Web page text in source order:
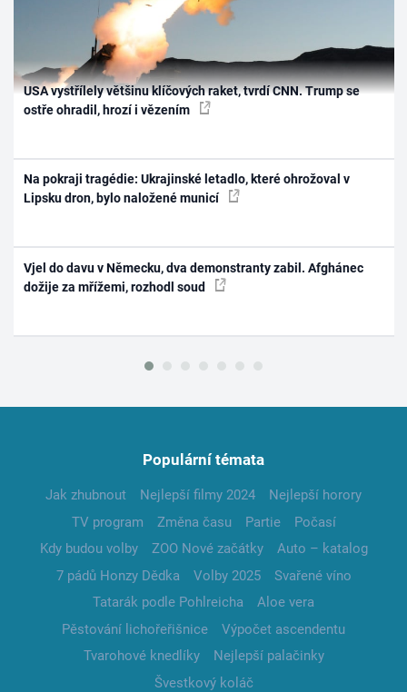
USA vystřílely většinu klíčových raket, tvrdí CNN. Trump se
ostře ohradil, hrozí i vězením
Na pokraji tragédie: Ukrajinské letadlo, které ohrožoval v
Lipsku dron, bylo naložené municí
Vjel do davu v Německu, dva demonstranty zabil. Afghánec
dožije za mřížemi, rozhodl soud
Populární témata
Jak zhubnout Nejlepší filmy 2024
Nejlepší horory
TV program
Změna času Partie
Počasí
Kdy budou volby
ZOO Nové začátky
Auto – katalog
7 pádů Honzy Dědka
Volby 2025
Svařené víno
Tatarák podle Pohlreicha
Aloe vera
Pěstování lichořeřišnice
Výpočet ascendentu
Tvarohové knedlíky
Nejlepší palačinky
Švestkový koláč